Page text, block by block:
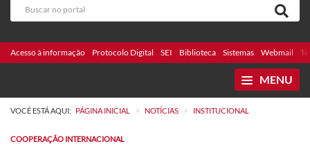
Acesso à informação Protocolo Digital SEI Biblioteca Sistemas Webmail
MENU
VOCÊ ESTÁ AQUI: PÁGINA INICIAL > NOTÍCIAS > INSTITUCIONAL
COOPERAÇÃO INTERNACIONAL